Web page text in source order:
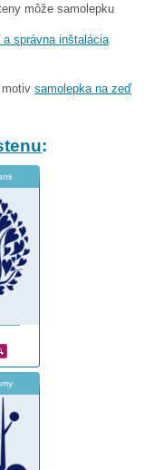
môže samolepku
správna inštalácia
samolepka na zeď
: